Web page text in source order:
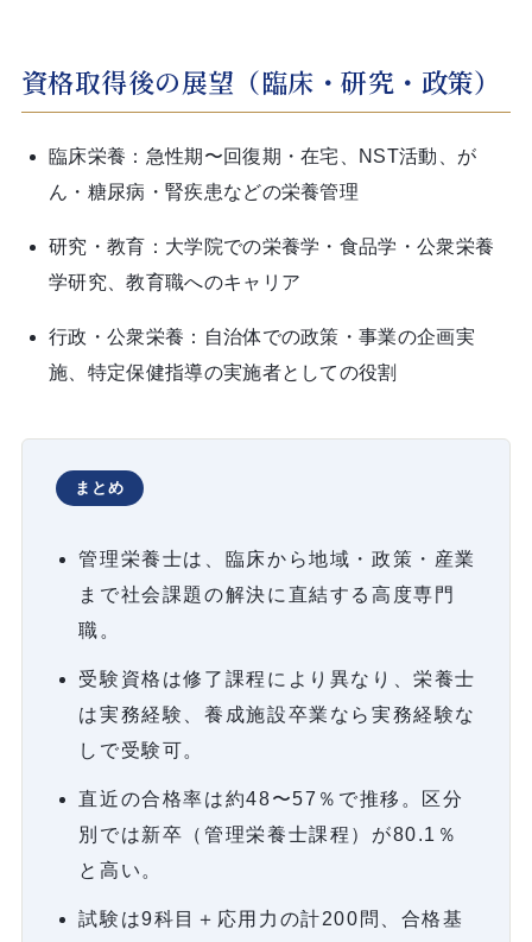
資格取得後の展望（臨床・研究・政策）
臨床栄養：急性期〜回復期・在宅、NST活動、が
ん・糖尿病・腎疾患などの栄養管理
研究・教育：大学院での栄養学・食品学・公衆栄養
学研究、教育職へのキャリア
行政・公衆栄養：自治体での政策・事業の企画実
施、特定保健指導の実施者としての役割
まとめ
管理栄養士は、臨床から地域・政策・産業
まで社会課題の解決に直結する高度専門
職。
受験資格は修了課程により異なり、栄養士
は実務経験、養成施設卒業なら実務経験な
しで受験可。
直近の合格率は約48〜57％で推移。区分
別では新卒（管理栄養士課程）が80.1％
と高い。
試験は9科目＋応用力の計200問、合格基